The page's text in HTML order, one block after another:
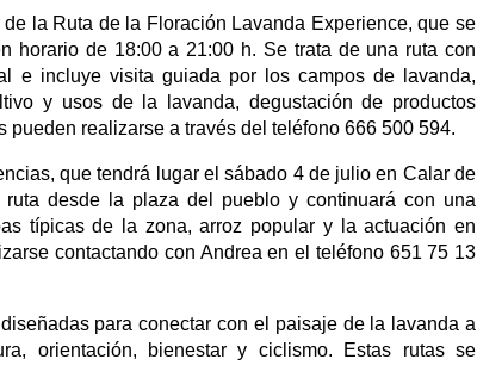
la Ruta de la Floración Lavanda Experience, que se
horario de 18:00 a 21:00 h. Se trata de una ruta con
e incluye visita guiada por los campos de lavanda,
y usos de la lavanda, degustación de productos
realizarse a través del teléfono 666 500 594.
que tendrá lugar el sábado 4 de julio en Calar de
desde la plaza del pueblo y continuará con una
típicas de la zona, arroz popular y la actuación en
contactando con Andrea en el teléfono 651 75 13
para conectar con el paisaje de la lavanda a
orientación, bienestar y ciclismo. Estas rutas se